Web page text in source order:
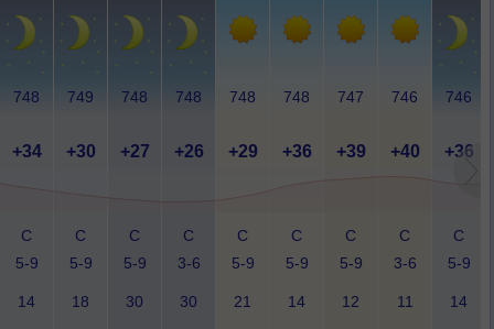
748 749 748 748 748 748 747 746 746
+34 +30 +27 +26 +29 +36 +39 +40 +36
С
5-9
С
5-9
С
5-9
С
3-6
С
5-9
С
5-9
С
5-9
С
3-6
С
5-9
14 18 30 30 21 14 12 11 14